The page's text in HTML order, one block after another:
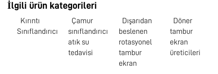
İlgili ürün kategorileri
Kırıntı
Sınıflandırıcı
Çamur
sınıflandırıcı
atık su
tedavisi
Dışarıdan
beslenen
rotasyonel
tambur
ekran
Döner
tambur
ekran
üreticileri